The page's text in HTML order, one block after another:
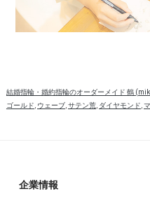
結婚指輪・婚約指輪のオーダーメイド 鶴
ゴールド ウェーブ, サテン荒, ダイヤモンド
企業情報